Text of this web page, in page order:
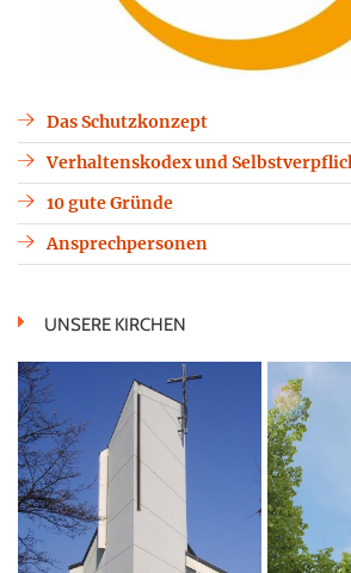
Das Schutzkonzept
Verhaltenskodex und
10 gute Gründe
Ansprechpersonen
UNSERE KIRCHEN